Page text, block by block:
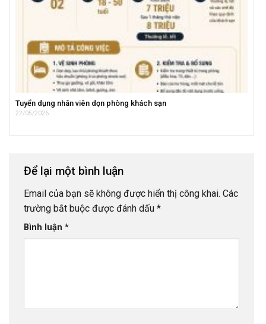
Tuyển dụng nhân viên dọn phòng khách sạn
22/05/2026
Để lại một bình luận
Email của bạn sẽ không được hiển thị công khai. Các
trường bắt buộc được đánh dấu *
Bình luận *